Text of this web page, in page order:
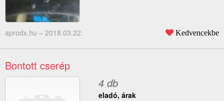
aprodx.hu – 2018.03.22. Kedvencekbe
Bontott cserép
4 db
eladó, árak